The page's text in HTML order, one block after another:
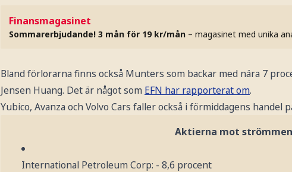
Finansmagasinet
Sommarerbjudande! 3 mån för 19 kr/mån – magasinet med unika
Bland förlorarna finns också Munters som backar med nära 7
Jensen Huang. Det är något som EFN har rapporterat om.
Yubico, Avanza och Volvo Cars faller också i förmiddagens handel
Aktierna mot strömmen
International Petroleum Corp: - 8,6 procent